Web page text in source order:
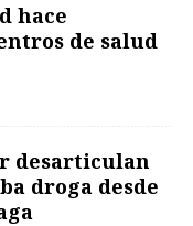
hace
de salud
desarticulan
droga desde